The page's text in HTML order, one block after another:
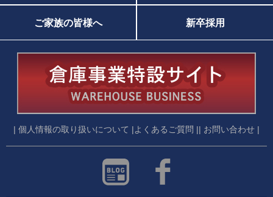
ご家族の皆様へ 新卒採用
| 個人情報の取り扱いについて | よくあるご質問 || お問い合わせ |